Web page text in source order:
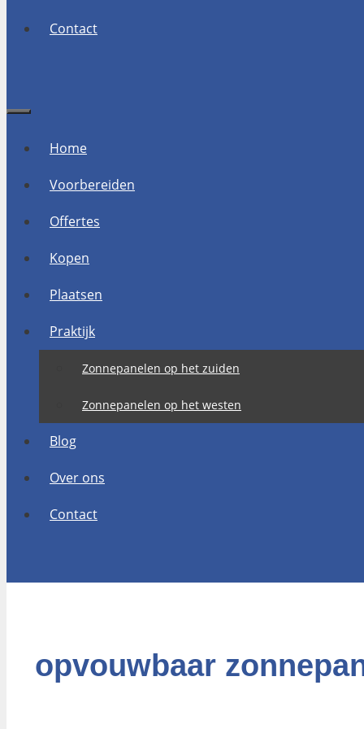
Contact
Home
Voorbereiden
Offertes
Kopen
Plaatsen
Praktijk
Zonnepanelen op het zuiden
Zonnepanelen op het westen
Blog
Over ons
Contact
opvouwbaar